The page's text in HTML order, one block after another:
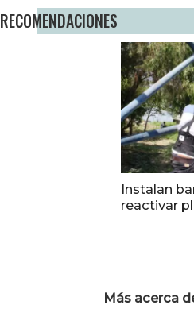
RECOMENDACIONES
Instalan
reactivar
Más acerca